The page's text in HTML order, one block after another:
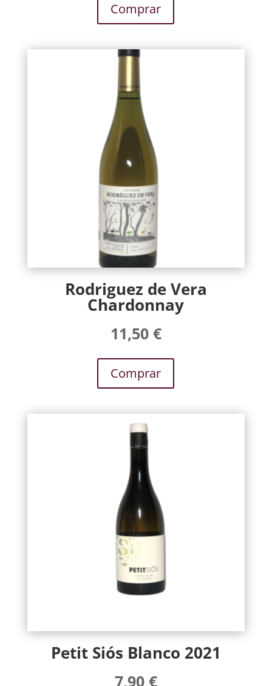
Comprar
Rodriguez de Vera
Chardonnay
11,50 €
Comprar
Petit Siós Blanco 2021
7,90 €